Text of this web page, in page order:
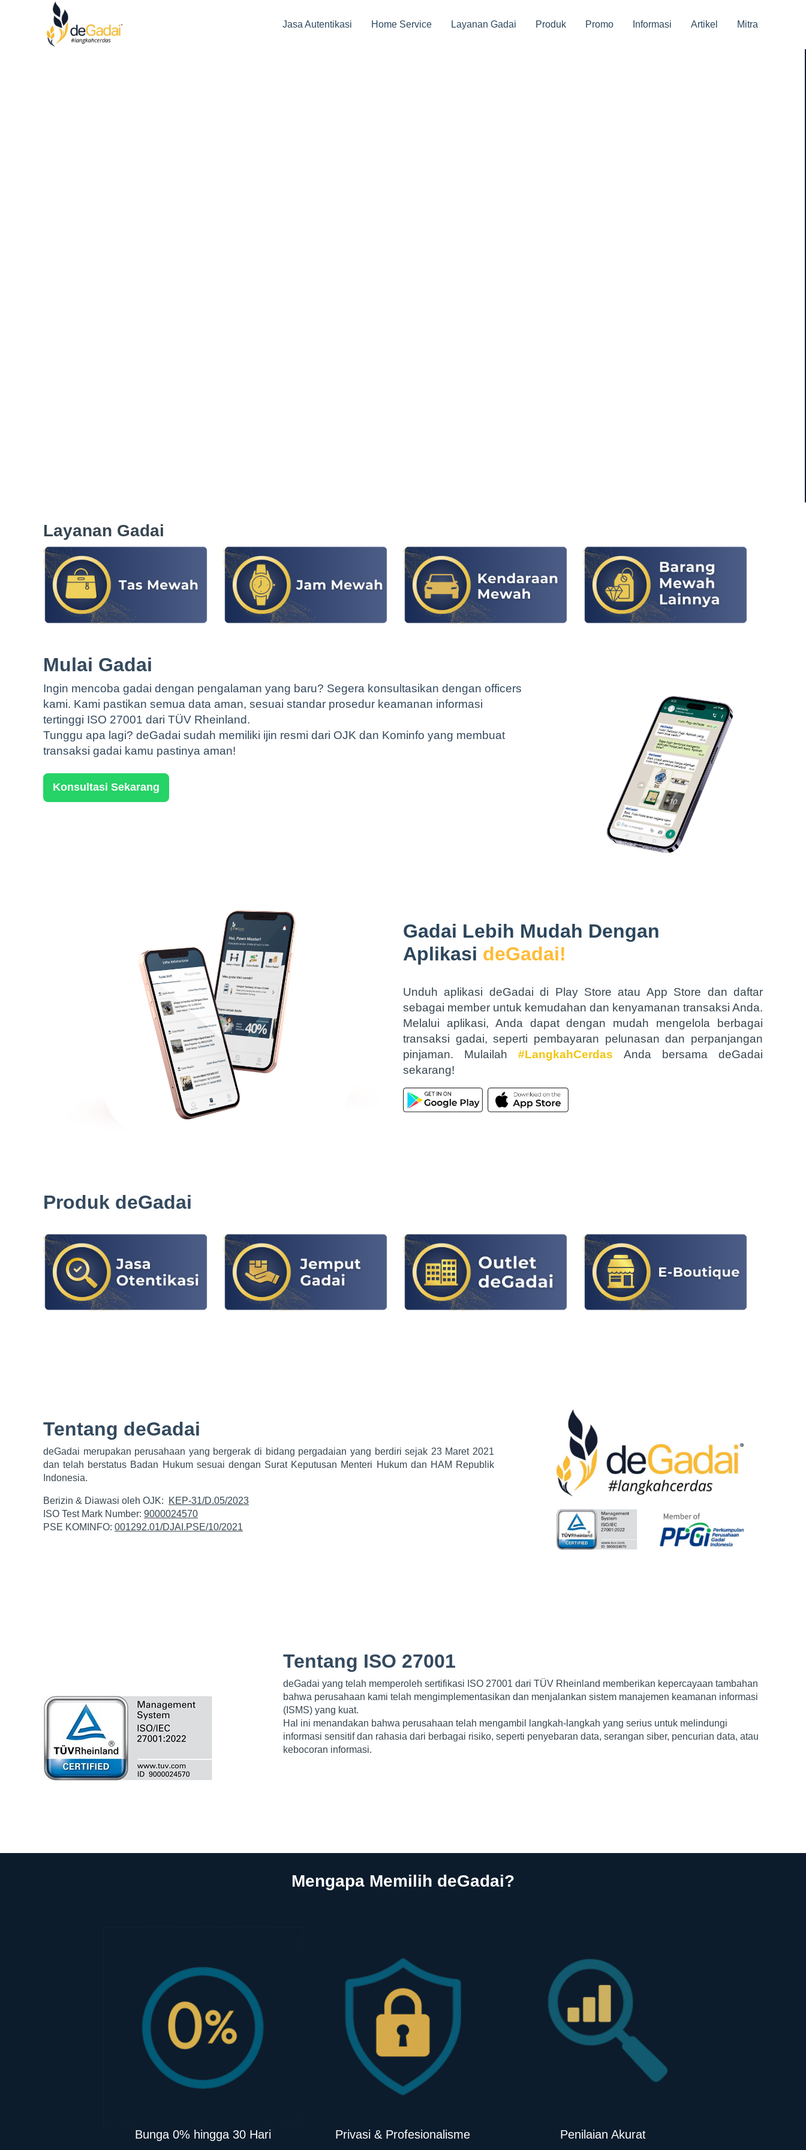
Jasa Autentikasi Home Service Layanan Gadai Produk Promo Informasi Artikel Mitra
Layanan Gadai
Mulai Gadai
Ingin mencoba gadai dengan pengalaman yang baru? Segera konsultasikan dengan officers
kami. Kami pastikan semua data aman, sesuai standar prosedur keamanan informasi
tertinggi ISO 27001 dari TÜV Rheinland.
Tunggu apa lagi? deGadai sudah memiliki ijin resmi dari OJK dan Kominfo yang membuat
transaksi gadai kamu pastinya aman!
Konsultasi Sekarang
Gadai Lebih Mudah Dengan
Aplikasi deGadai!
Unduh aplikasi deGadai di Play Store atau App Store dan daftar
sebagai member untuk kemudahan dan kenyamanan transaksi Anda.
Melalui aplikasi, Anda dapat dengan mudah mengelola berbagai
transaksi gadai, seperti pembayaran pelunasan dan perpanjangan
pinjaman. Mulailah#LangkahCerdas Anda bersama deGadai
sekarang!
Produk deGadai
Tentang deGadai
deGadai merupakan perusahaan yang bergerak di bidang pergadaian yang berdiri sejak 23 Maret 2021
dan telah berstatus Badan Hukum sesuai dengan Surat Keputusan Menteri Hukum dan HAM Republik
Indonesia.
Berizin & Diawasi oleh OJK:
KEP-31/D.05/2023
ISO Test Mark Number: 9000024570
PSE KOMINFO: 001292.01/DJAI.PSE/10/2021
Tentang ISO 27001
deGadai yang telah memperoleh sertifikasi ISO 27001 dari TÜV Rheinland memberikan kepercayaan tambahan
bahwa perusahaan kami telah mengimplementasikan dan menjalankan sistem manajemen keamanan informasi
(ISMS) yang kuat.
Hal ini menandakan bahwa perusahaan telah mengambil langkah-langkah yang serius untuk melindungi
informasi sensitif dan rahasia dari berbagai risiko, seperti penyebaran data, serangan siber, pencurian data, atau
kebocoran informasi.
Mengapa Memilih deGadai?
Bunga 0% hingga 30 Hari Privasi & Profesionalisme Penilaian Akurat